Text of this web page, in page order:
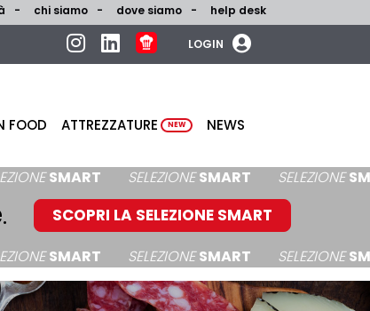
chi siamo dove siamo help desk
LOGIN
FOOD ATTREZZATURE NEW NEWS
SELEZIONESMART SELEZIONESMART
SCOPRI LA SELEZIONE SMART
SELEZIONESMART SELEZIONESMART